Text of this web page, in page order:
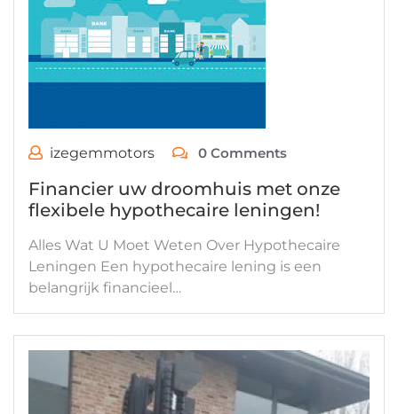
izegemmotors 0 Comments
Financier uw droomhuis met onze
flexibele hypothecaire leningen!
Alles Wat U Moet Weten Over Hypothecaire
Leningen Een hypothecaire lening is een
belangrijk financieel…